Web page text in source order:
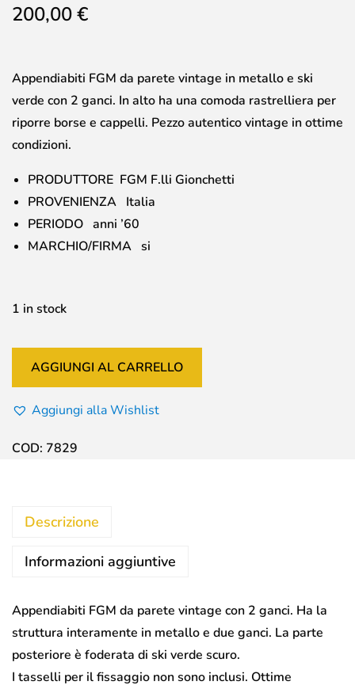
200,00€
Appendiabiti FGM da parete vintage in metallo e ski
verde con 2 ganci. In alto ha una comoda rastrelliera per
riporre borse e cappelli. Pezzo autentico vintage in ottime
condizioni.
PRODUTTORE FGM F.lli Gionchetti
PROVENIENZA Italia
PERIODO anni ’60
MARCHIO/FIRMA si
1 in stock
AGGIUNGI AL CARRELLO
Aggiungi alla Wishlist
COD: 7829
Descrizione
Informazioni aggiuntive
Appendiabiti FGM da parete vintage con 2 ganci. Ha la
struttura interamente in metallo e due ganci. La parte
posteriore è foderata di ski verde scuro.
I tasselli per il fissaggio non sono inclusi. Ottime